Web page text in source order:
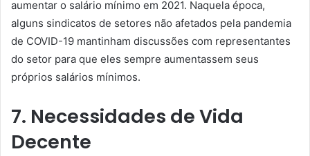
aumentar o salário mínimo em 2021. Naquela época,
alguns sindicatos de setores não afetados pela pandemia
de COVID-19 mantinham discussões com representantes
do setor para que eles sempre aumentassem seus
próprios salários mínimos.
7. Necessidades de Vida
Decente